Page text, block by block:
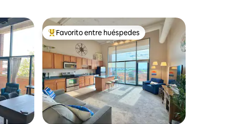
De los mejores en Favorito entre huéspedes
Favorito entre huéspedes